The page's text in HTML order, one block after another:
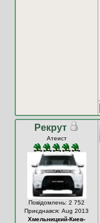
Рекрут
Атеист
Повідомлень: 2 752
Приєднався: Aug 2013
Хмельницкий-Киев-